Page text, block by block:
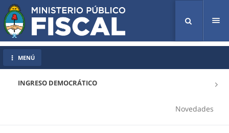
INGRESO DEMOCRÁTICO
Novedades
MENÚ